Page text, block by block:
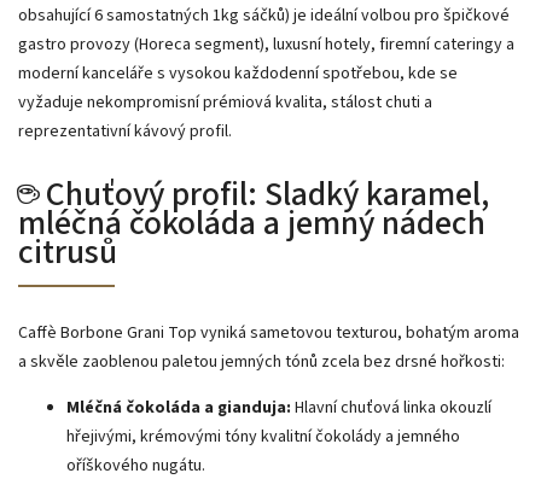
obsahující 6 samostatných 1kg sáčků) je ideální volbou pro špičkové
gastro provozy (Horeca segment), luxusní hotely, firemní cateringy a
moderní kanceláře s vysokou každodenní spotřebou, kde se
vyžaduje nekompromisní prémiová kvalita, stálost chuti a
reprezentativní kávový profil.
☕ Chuťový profil: Sladký karamel,
mléčná čokoláda a jemný nádech
citrusů
Caffè Borbone Grani Top vyniká sametovou texturou, bohatým aroma
a skvěle zaoblenou paletou jemných tónů zcela bez drsné hořkosti:
Mléčná čokoláda a gianduja: Hlavní chuťová linka okouzlí
hřejivými, krémovými tóny kvalitní čokolády a jemného
oříškového nugátu.